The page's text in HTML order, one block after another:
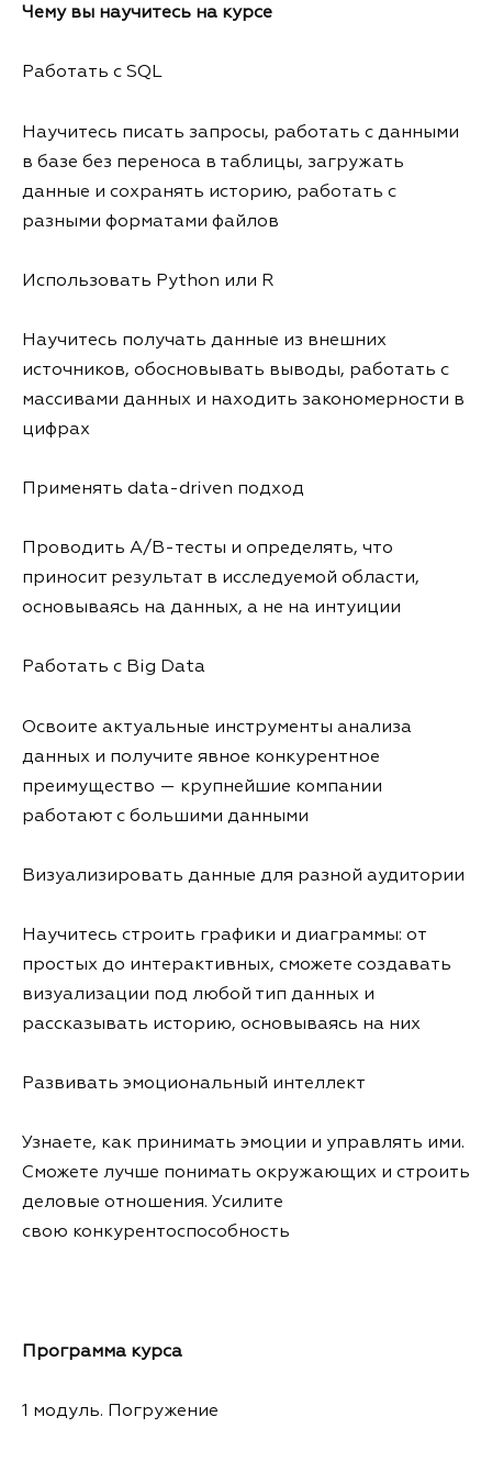
Чему вы научитесь на курсе
Работать с SQL
Научитесь писать запросы, работать с данными
в базе без переноса в таблицы, загружать
данные и сохранять историю, работать с
разными форматами файлов
Использовать Python или R
Научитесь получать данные из внешних
источников, обосновывать выводы, работать с
массивами данных и находить закономерности в
цифрах
Применять data-driven подход
Проводить A/B-тесты и определять, что
приносит результат в исследуемой области,
основываясь на данных, а не на интуиции
Работать с Big Data
Освоите актуальные инструменты анализа
данных и получите явное конкурентное
преимущество — крупнейшие компании
работают с большими данными
Визуализировать данные для разной аудитории
Научитесь строить графики и диаграммы: от
простых до интерактивных, сможете создавать
визуализации под любой тип данных и
рассказывать историю, основываясь на них
Развивать эмоциональный интеллект
Узнаете, как принимать эмоции и управлять ими.
Сможете лучше понимать окружающих и строить
деловые отношения. Усилите
свою конкурентоспособность
Программа курса
1 модуль. Погружение